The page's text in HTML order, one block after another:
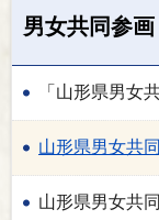
男女共同参画
「山形県男女
山形県男女共
山形県男女共